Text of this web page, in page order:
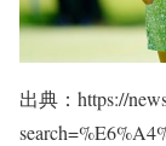
出典：https://